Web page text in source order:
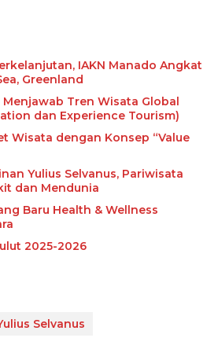
IAKN Manado Angkat
Greenland
Menjawab Tren Wisata Global
dan Experience Tourism)
Wisata dengan Konsep “Value
Yulius Selvanus, Pariwisata
dan Mendunia
Baru Health & Wellness
2025-2026
Selvanus